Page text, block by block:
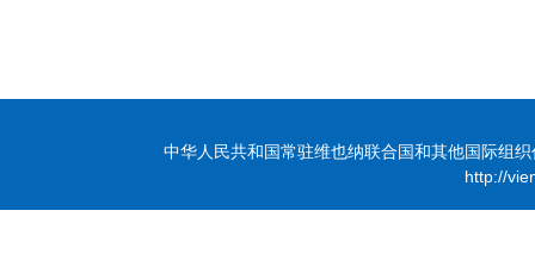
中华人民共和国常驻维也纳联合国和其他国际组
http://